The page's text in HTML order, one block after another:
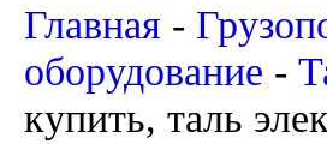
Главная -
оборудование -
купить, таль